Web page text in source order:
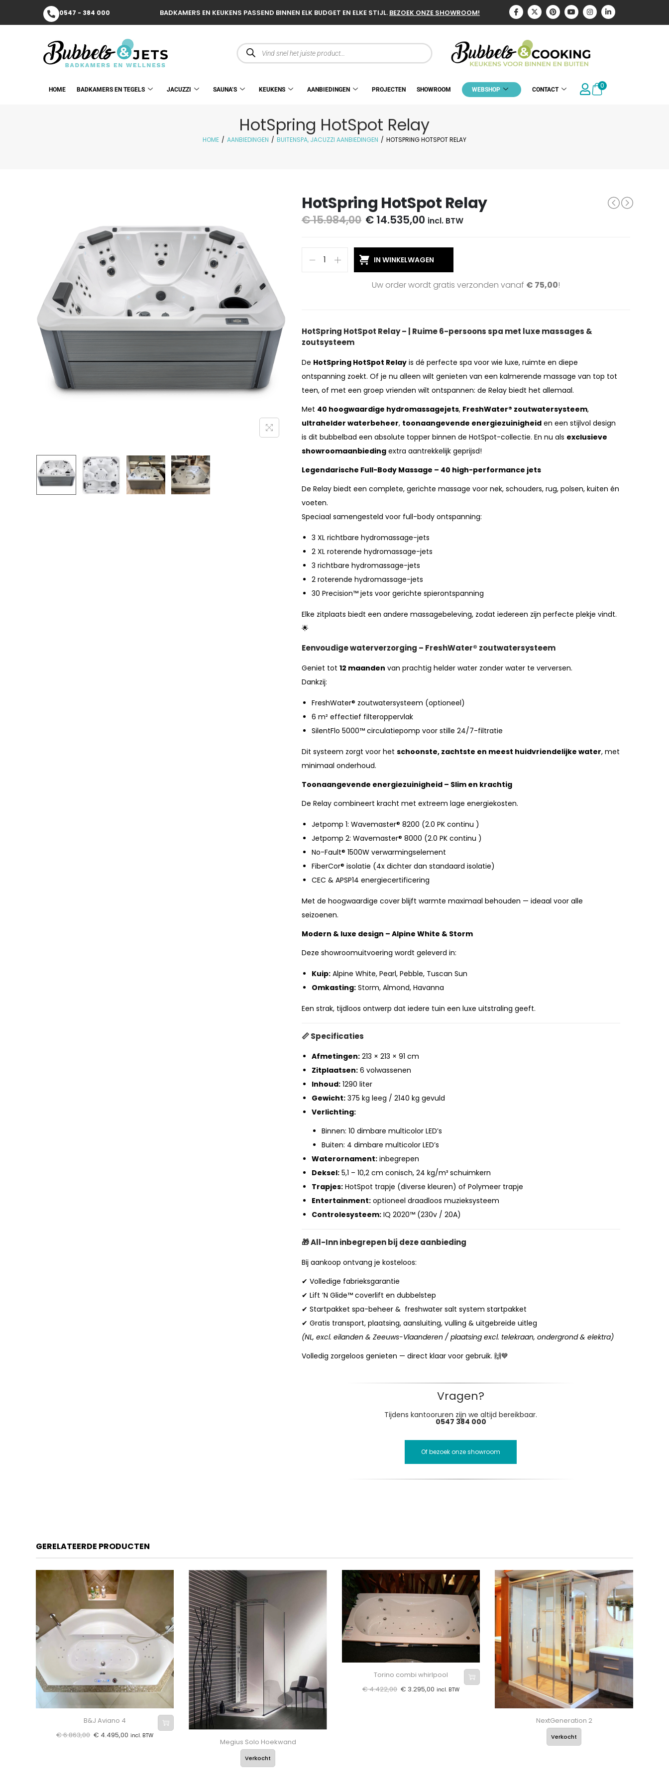
0547 - 384 000 BADKAMERS EN KEUKENS PASSEND BINNEN ELK BUDGET EN ELKE STIJL. BEZOEK ONZE SHOWROOM!
HOME BADKAMERS EN TEGELS JACUZZI SAUNA’S KEUKENS AANBIEDINGEN PROJECTEN SHOWROOM WEBSHOP CONTACT 0
HotSpring HotSpot Relay
HOME / AANBIEDINGEN / BUITENSPA, JACUZZI AANBIEDINGEN / HOTSPRING HOTSPOT RELAY
HotSpring HotSpot Relay
€15.984,00 € 14.535,00 incl. BTW
IN WINKELWAGEN
Uw order wordt gratis verzonden vanaf € 75,00!
HotSpring HotSpot Relay – | Ruime 6-persoons spa met luxe massages &
zoutsysteem
De HotSpring HotSpot Relay is dé perfecte spa voor wie luxe, ruimte en diepe
ontspanning zoekt. Of je nu alleen wilt genieten van een kalmerende massage van top tot
teen, of met een groep vrienden wilt ontspannen: de Relay biedt het allemaal.
Met 40 hoogwaardige hydromassagejets, FreshWater® zoutwatersysteem,
ultrahelder waterbeheer, toonaangevende energiezuinigheid en een stijlvol design
is dit bubbelbad een absolute topper binnen de HotSpot-collectie. En nu als exclusieve
showroomaanbieding extra aantrekkelijk geprijsd!
Legendarische Full-Body Massage – 40 high-performance jets
De Relay biedt een complete, gerichte massage voor nek, schouders, rug, polsen, kuiten én
voeten.
Speciaal samengesteld voor full-body ontspanning:
3 XL richtbare hydromassage-jets
2 XL roterende hydromassage-jets
3 richtbare hydromassage-jets
2 roterende hydromassage-jets
30 Precision™ jets voor gerichte spierontspanning
Elke zitplaats biedt een andere massagebeleving, zodat iedereen zijn perfecte plekje vindt.
🌟
Eenvoudige waterverzorging – FreshWater® zoutwatersysteem
Geniet tot 12 maanden van prachtig helder water zonder water te verversen.
Dankzij:
FreshWater® zoutwatersysteem (optioneel)
6 m² effectief filteroppervlak
SilentFlo 5000™ circulatiepomp voor stille 24/7-filtratie
Dit systeem zorgt voor het schoonste, zachtste en meest huidvriendelijke water, met
minimaal onderhoud.
Toonaangevende energiezuinigheid – Slim en krachtig
De Relay combineert kracht met extreem lage energiekosten.
Jetpomp 1: Wavemaster® 8200 (2.0 PK continu )
Jetpomp 2: Wavemaster® 8000 (2.0 PK continu )
No-Fault® 1500W verwarmingselement
FiberCor® isolatie (4x dichter dan standaard isolatie)
CEC & APSP14 energiecertificering
Met de hoogwaardige cover blijft warmte maximaal behouden — ideaal voor alle
seizoenen.
Modern & luxe design – Alpine White & Storm
Deze showroomuitvoering wordt geleverd in:
Kuip: Alpine White, Pearl, Pebble, Tuscan Sun
Omkasting: Storm, Almond, Havanna
Een strak, tijdloos ontwerp dat iedere tuin een luxe uitstraling geeft.
📏Specificaties
Afmetingen: 213 × 213 × 91 cm
Zitplaatsen: 6 volwassenen
Inhoud: 1290 liter
Gewicht: 375 kg leeg / 2140 kg gevuld
Verlichting:
Binnen: 10 dimbare multicolor LED’s
Buiten: 4 dimbare multicolor LED’s
Waterornament: inbegrepen
Deksel: 5,1 – 10,2 cm conisch, 24 kg/m³ schuimkern
Trapjes: HotSpot trapje (diverse kleuren) of Polymeer trapje
Entertainment: optioneel draadloos muzieksysteem
Controlesysteem: IQ 2020™ (230v / 20A)
🎁All-Inn inbegrepen bij deze aanbieding
Bij aankoop ontvang je kosteloos:
✔ Volledige fabrieksgarantie
✔ Lift ’N Glide™ coverlift en dubbelstep
✔ Startpakket spa-beheer & freshwater salt system startpakket
✔ Gratis transport, plaatsing, aansluiting, vulling & uitgebreide uitleg
(NL, excl. eilanden & Zeeuws-Vlaanderen / plaatsing excl. telekraan, ondergrond & elektra)
Volledig zorgeloos genieten — direct klaar voor gebruik. 🙌💙
Vragen?
Tijdens kantooruren zijn we altijd bereikbaar.
0547 384 000
Of bezoek onze showroom
GERELATEERDE PRODUCTEN
B&J Aviano 4
€6.863,00 € 4.495,00 incl. BTW
Megius Solo Hoekwand
Verkocht
Torino combi whirlpool
€4.422,00 € 3.295,00 incl. BTW
NextGeneration 2
Verkocht